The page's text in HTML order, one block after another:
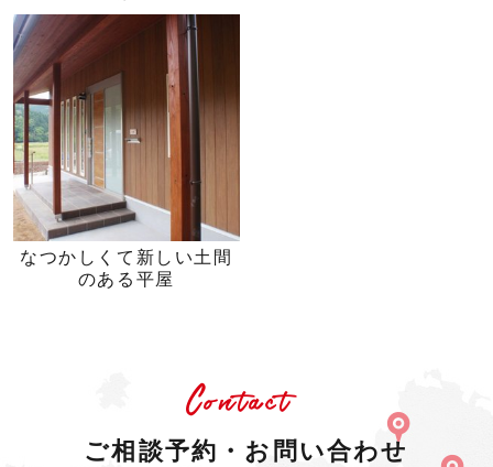
なつかしくて新しい土間
のある平屋
Contact
ご相談予約・お問い合わせ